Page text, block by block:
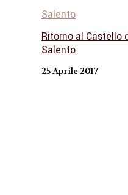
Salento
Ritorno al Castello
Salento
25 Aprile 2017